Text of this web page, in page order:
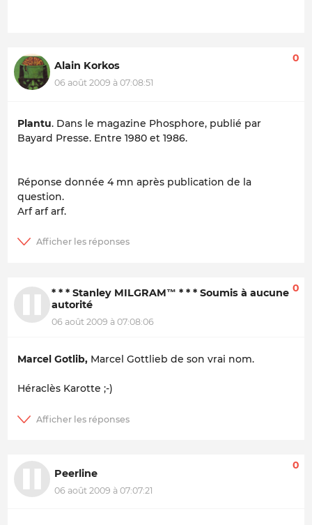
Alain Korkos
06 août 2009 à 07:08:51
0
Plantu. Dans le magazine Phosphore, publié par
Bayard Presse. Entre 1980 et 1986.
Réponse donnée 4 mn après publication de la
question.
Arf arf arf.
* * * Stanley MILGRAM™ * * * Soumis à aucune
autorité
06 août 2009 à 07:08:06
0
Marcel Gotlib, Marcel Gottlieb de son vrai nom.
Héraclès Karotte ;-)
Peerline
06 août 2009 à 07:07:21
0